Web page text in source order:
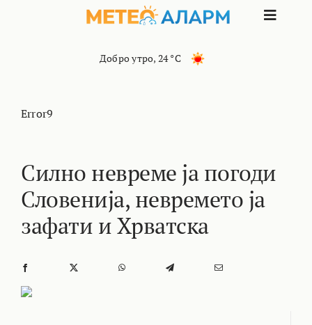
Toggle
ИНТЕРЕСНО
КОНТАКТ
Добро утро, 24 °C
Error9
Силно невреме ја погоди
Словенија, невремето ја
зафати и Хрватска